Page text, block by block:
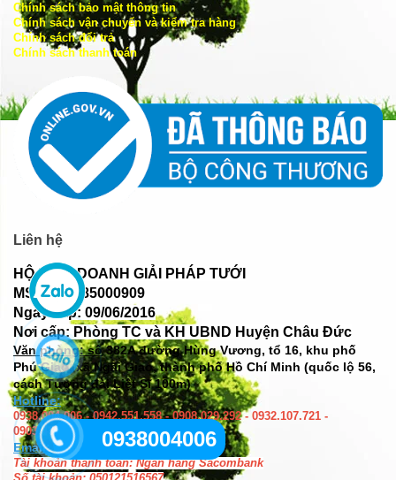
Chính sách bảo mật thông tin
Chính sách vận chuyển và kiểm tra hàng
Chính sách đổi trả
Chính sách thanh toán
Liên hệ
HỘ KINH DOANH GIẢI PHÁP TƯỚI
MST: 077085000909
Ngày cấp: 09/06/2016
Nơi cấp: Phòng TC và KH UBND Huyện Châu Đức
Văn phòng: số382A đường Hùng Vương, tổ 16, khu phố
Phú Giao, xã Ngãi Giao, thành phố Hồ Chí Minh (quốc lộ 56,
cách Tượng đài Liệt Sĩ 100m)
Hotline:
0938.004.006 - 0942.551.558 - 0908.029.292 - 0932.107.721 -
0903.484.744 - 0933.457.458
Email: giaiphaptuoi@gmail.com
Tài khoản thanh toán: Ngân hàng Sacombank
0938004006